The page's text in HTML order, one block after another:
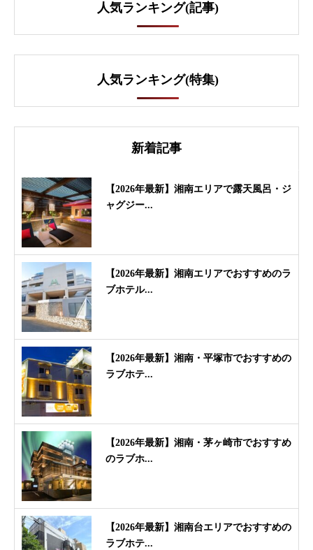
人気ランキング(記事)
人気ランキング(特集)
新着記事
【2026年最新】湘南エリアで露天風呂・ジ
ャグジー...
【2026年最新】湘南エリアでおすすめのラ
ブホテル...
【2026年最新】湘南・平塚市でおすすめの
ラブホテ...
【2026年最新】湘南・茅ヶ崎市でおすすめ
のラブホ...
【2026年最新】湘南台エリアでおすすめの
ラブホテ...